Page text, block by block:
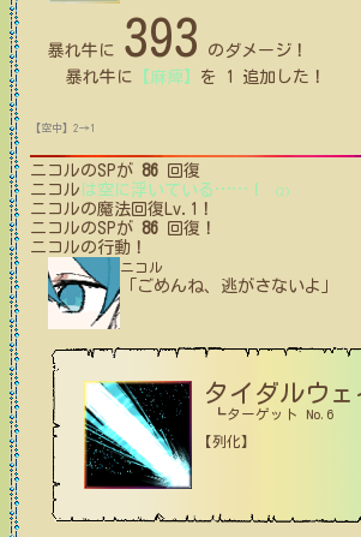
暴れ牛 に 393
のダメージ！
暴れ牛 に 【麻痺】 を 1 追加した！
【空中】2→1
ニコルのSPが 86 回復
ニコル は空に浮いている …… ！ (2)
ニコルの魔法回復Lv.1！
ニコルのSPが 86 回復！
ニコルの行動！
ニコル
「ごめんね、逃がさないよ」
タイダルウェ
┗ターゲット No.6
【列化】